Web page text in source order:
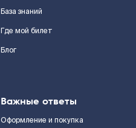
База знаний
Где мой билет
Блог
Важные ответы
Оформление и покупка